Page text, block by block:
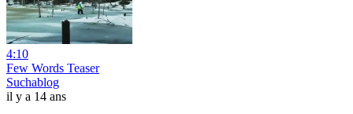
4:10
Few Words Teaser
Suchablog
il y a 14 ans